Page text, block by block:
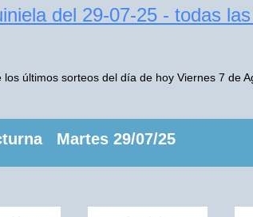
del 29-07-25 - todas
últimos sorteos del día de hoy Viernes 7 de
Martes 29/07/25